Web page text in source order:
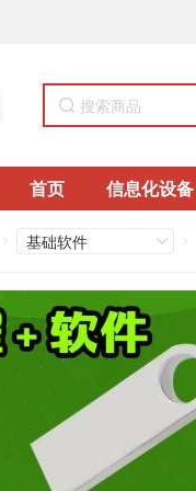
首页 信息化设备
基础软件